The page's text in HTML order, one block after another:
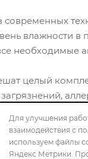
современных
влажности в
необходимые
целый
Для улучшения
взаимодействия с
используем файлы
Яндекс Метрики.